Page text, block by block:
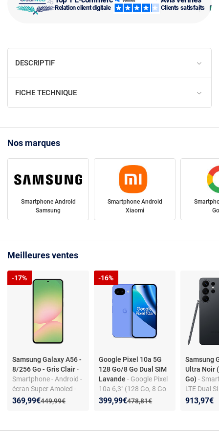
Relation client digitale Clients satisfaits
DESCRIPTIF
FICHE TECHNIQUE
Nos marques
Smartphone Android
Samsung
Smartphone Android
Xiaomi
Meilleures ventes
Samsung Galaxy A56 -
8/256 Go - Gris Clair-
Smartphone - Android -
écran Super Amoled -
5G - triple appareil
Ancien prix :
449,99€
Nouveau prix :
369,99€
Réduction de :
-17%
Google Pixel 10a 5G
128 Go/8 Go Dual SIM
Lavande- Google Pixel
10a 6,3" (128 Go, 8 Go
RAM) Dual SIM -
Ancien prix :
478,81€
Nouveau prix :
399,99€
Réduction de :
-16%
Samsung
Ultra Noir
Go)-
LTE Dual
Galaxy AI
913,97€